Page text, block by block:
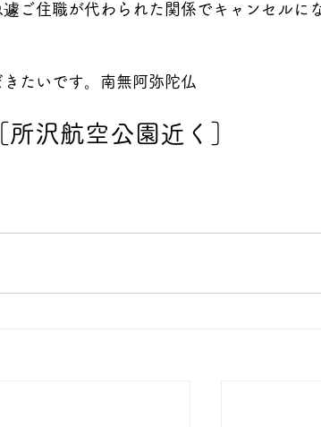
ご住職が代わられた関係でキャンセルに
たいです。南無阿弥陀仏
沢航空公園近く］